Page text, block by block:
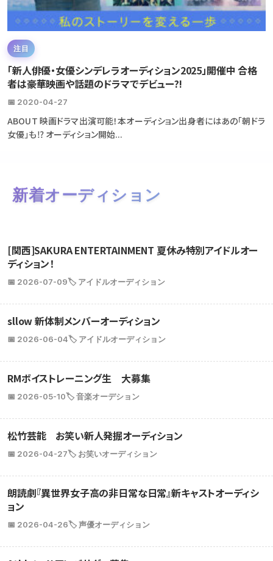
注目
「新人俳優・女優シンデレラオーディション2025」開催中 合格
者は豪華映画や話題のドラマでデビュー?!
📅 2020-04-27
ABOUT 映画ドラマ出演可能！本オーディション出身者にはあの「朝ドラ
女優」も⁉ オーディション開始...
新着オーディション
[関西]SAKURA ENTERTAINMENT 夏休み特別アイドルオー
ディション！
📅 2026-07-09🏷️ アイドルオーディション
sllow 新体制メンバーオーディション
📅 2026-06-04🏷️ アイドルオーディション
RMボイストレーニング生 大募集
📅 2026-05-10🏷️ 音楽オーデション
松竹芸能 お笑い新人発掘オーディション
📅 2026-04-27🏷️ お笑いオーディション
朗読劇『異世界女子高の非日常な日常』新キャストオーディシ
ョン
📅 2026-04-26🏷️ 声優オーディション